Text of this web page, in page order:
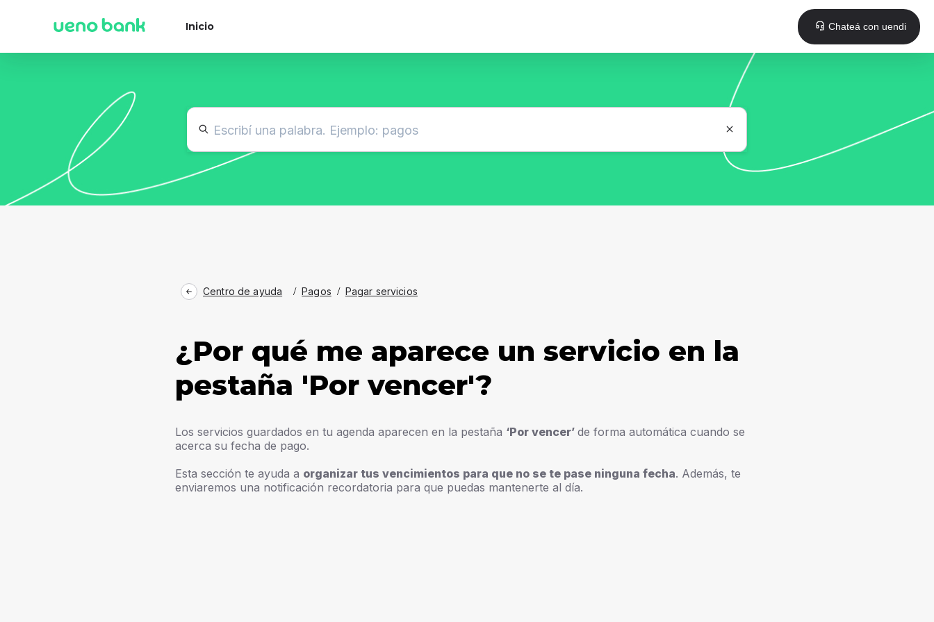
Inicio Chateá con uendi
Centro de ayuda / Pagos / Pagar servicios
¿Por qué me aparece un servicio en la
pestaña 'Por vencer'?
Los servicios guardados en tu agenda aparecen en la pestaña ‘Por vencer’ de forma automática cuando se
acerca su fecha de pago.
Esta sección te ayuda a organizar tus vencimientos para que no se te pase ninguna fecha. Además, te
enviaremos una notificación recordatoria para que puedas mantenerte al día.